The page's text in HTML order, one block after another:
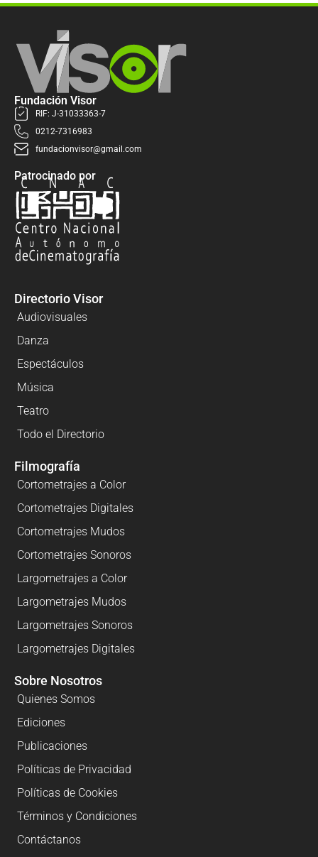
Fundación Visor
RIF: J-31033363-7
0212-7316983
fundacionvisor@gmail.com
Patrocinado por
Directorio Visor
Audiovisuales
Danza
Espectáculos
Música
Teatro
Todo el Directorio
Filmografía
Cortometrajes a Color
Cortometrajes Digitales
Cortometrajes Mudos
Cortometrajes Sonoros
Largometrajes a Color
Largometrajes Mudos
Largometrajes Sonoros
Largometrajes Digitales
Sobre Nosotros
Quienes Somos
Ediciones
Publicaciones
Políticas de Privacidad
Políticas de Cookies
Términos y Condiciones
Contáctanos